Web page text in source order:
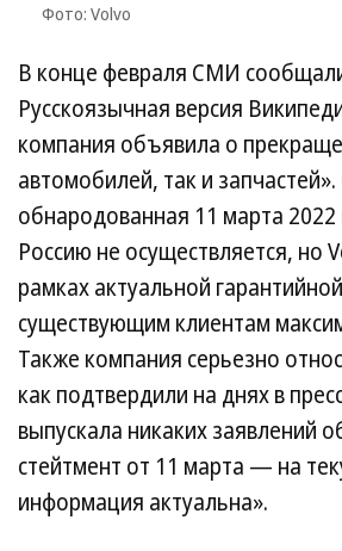
Фото: Volvo
В конце февраля СМИ
Русскоязычная версия
компания объявила о
автомобилей, так и
обнародованная 11 марта
Россию не осуществляется, но
рамках актуальной
существующим клиентам
Также компания серьезно
как подтвердили на днях в
выпускала никаких заявлений
стейтмент от 11 марта — на
информация актуальна».